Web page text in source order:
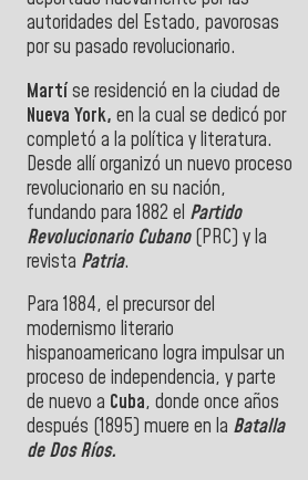
autoridades del Estado, pavorosas
por su pasado revolucionario.
Martíse residenció en la ciudad de
Nueva York, en la cual se dedicó por
completó a la política y literatura.
Desde allí organizó un nuevo proceso
revolucionario en su nación,
fundando para 1882 el Partido
Revolucionario Cubano(PRC) y la
revista Patria.
Para 1884, el precursor del
modernismo literario
hispanoamericano logra impulsar un
proceso de independencia, y parte
de nuevo a Cuba, donde once años
después (1895) muere en la Batalla
de Dos Ríos.